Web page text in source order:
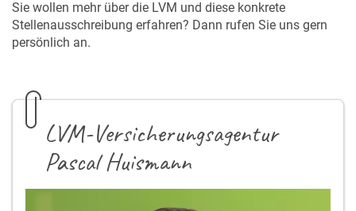
Sie wollen mehr über die LVM und diese konkrete
Stellenausschreibung erfahren? Dann rufen Sie uns gern
persönlich an.
LVM-Versicherungsagentur
Pascal Huismann